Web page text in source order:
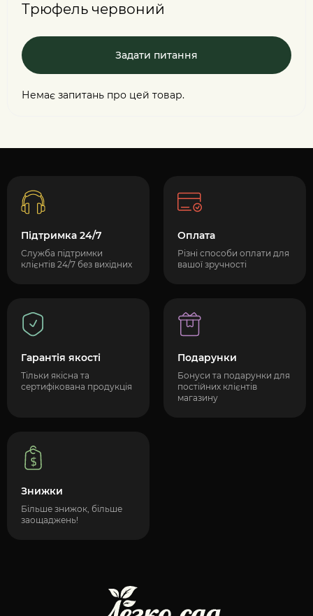
Трюфель червоний
Задати питання
Немає запитань про цей товар.
Підтримка 24/7
Служба підтримки
клієнтів 24/7 без вихідних
Оплата
Різні способи оплати для
вашої зручності
Гарантія якості
Тільки якісна та
сертифікована продукція
Подарунки
Бонуси та подарунки для
постійних клієнтів
магазину
Знижки
Більше знижок, більше
заощаджень!